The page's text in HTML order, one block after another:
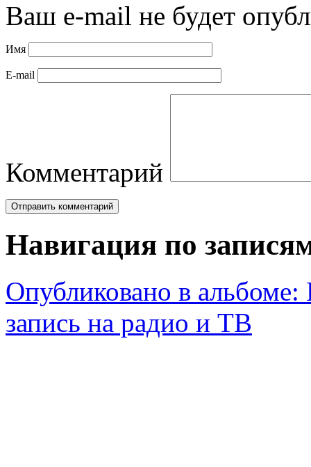
Ваш e-mail не будет
Имя
E-mail
Комментарий
Навигация по
Опубликовано в альбоме:
запись на радио и ТВ